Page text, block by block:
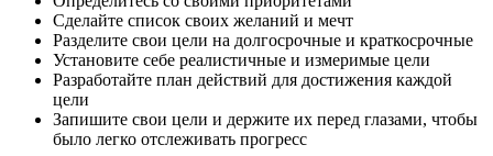
Сделайте список своих желаний и мечт
Разделите свои цели на долгосрочные и краткосрочные
Установите себе реалистичные и измеримые цели
Разработайте план действий для достижения каждой
цели
Запишите свои цели и держите их перед глазами, чтобы
было легко отслеживать прогресс